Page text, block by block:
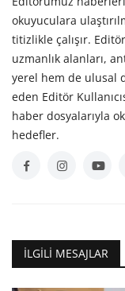
okuyuculara
titizlikle çalışır.
uzmanlık alanları,
yerel hem de ulusal
eden Editör
haber dosyalarıyla
hedefler.
İLGILI MESAJLAR